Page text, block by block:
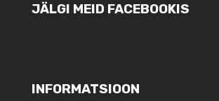
JÄLGI MEID FACEBOOKIS
INFORMATSIOON